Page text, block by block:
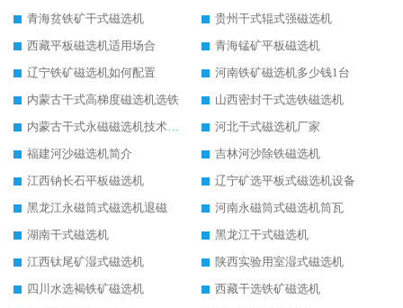
青海贫铁矿干式磁选机
贵州干式辊式强磁选机
西藏平板磁选机适用场合
青海锰矿平板磁选机
辽宁铁矿磁选机如何配置
河南铁矿磁选机多少钱1台
内蒙古干式高梯度磁选机选铁
山西密封干式选铁磁选机
内蒙古干式永磁磁选机技术要求
河北干式磁选机厂家
福建河沙磁选机简介
吉林河沙除铁磁选机
江西钠长石平板磁选机
辽宁矿选平板式磁选机设备
黑龙江永磁筒式磁选机退磁
河南永磁筒式磁选机筒瓦
湖南干式磁选机
黑龙江干式磁选机
江西钛尾矿湿式磁选机
陕西实验用室湿式磁选机
四川水选褐铁矿磁选机
西藏干选铁矿磁选机